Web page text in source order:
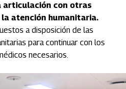
articulación con otras
atención humanitaria.
a disposición de las
para continuar con los
necesarios.